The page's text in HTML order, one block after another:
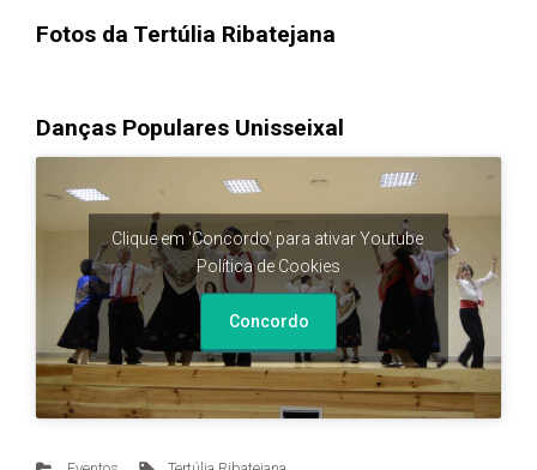
Fotos da Tertúlia Ribatejana
Danças Populares Unisseixal
Clique em 'Concordo' para ativar Youtube
Política de Cookies
Concordo